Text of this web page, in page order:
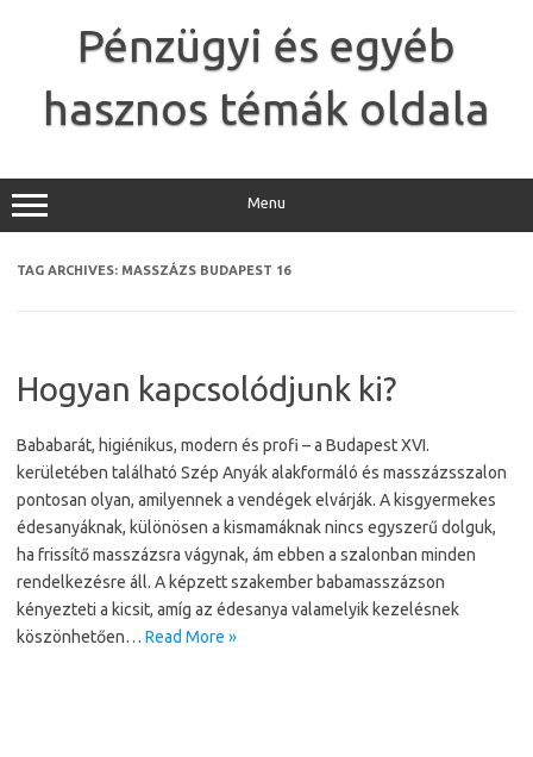
Pénzügyi és egyéb
hasznos témák oldala
Menu
TAG ARCHIVES: MASSZÁZS BUDAPEST 16
Hogyan kapcsolódjunk ki?
Bababarát, higiénikus, modern és profi – a Budapest XVI.
kerületében található Szép Anyák alakformáló és masszázsszalon
pontosan olyan, amilyennek a vendégek elvárják. A kisgyermekes
édesanyáknak, különösen a kismamáknak nincs egyszerű dolguk,
ha frissítő masszázsra vágynak, ám ebben a szalonban minden
rendelkezésre áll. A képzett szakember babamasszázson
kényezteti a kicsit, amíg az édesanya valamelyik kezelésnek
köszönhetően… Read More »